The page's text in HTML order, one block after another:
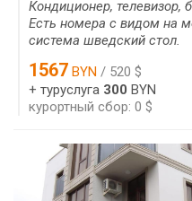
Кондиционер, телевизор,
Есть номера с видом на
система шведский стол.
1567 BYN / 520 $
+ туруслуга 300 BYN
курортный сбор: 0 $